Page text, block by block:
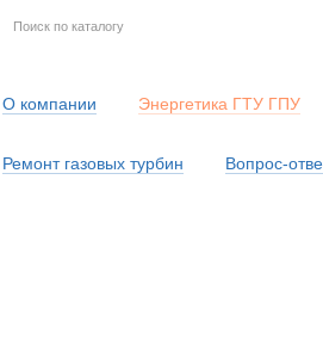
О компании Энергетика ГТУ ГПУ
Ремонт газовых турбин Вопрос-